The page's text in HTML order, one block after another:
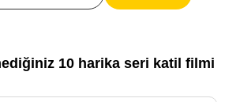
10 harika seri katil filmi